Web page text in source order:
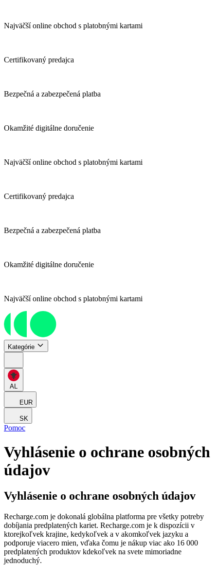
Najväčší online obchod s platobnými kartami
Certifikovaný predajca
Bezpečná a zabezpečená platba
Okamžité digitálne doručenie
Najväčší online obchod s platobnými kartami
Certifikovaný predajca
Bezpečná a zabezpečená platba
Okamžité digitálne doručenie
Najväčší online obchod s platobnými kartami
Kategórie
AL
EUR
SK
Pomoc
Vyhlásenie o ochrane osobných
údajov
Vyhlásenie o ochrane osobných údajov
Recharge.com je dokonalá globálna platforma pre všetky potreby
dobíjania predplatených kariet. Recharge.com je k dispozícii v
ktorejkoľvek krajine, kedykoľvek a v akomkoľvek jazyku a
podporuje viacero mien, vďaka čomu je nákup viac ako 16 000
predplatených produktov kdekoľvek na svete mimoriadne
jednoduchý.